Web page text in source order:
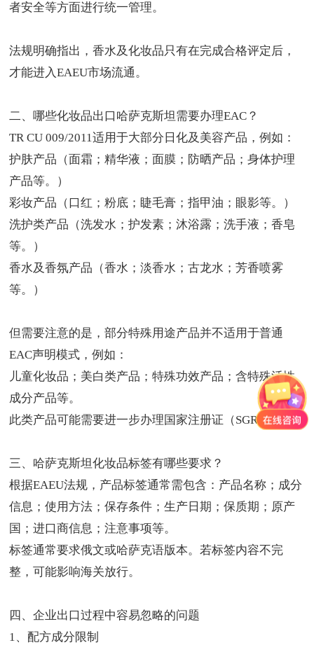
者安全等方面进行统一管理。
法规明确指出，香水及化妆品只有在完成合格评定后，
才能进入EAEU市场流通。
二、哪些化妆品出口哈萨克斯坦需要办理EAC？
TR CU 009/2011适用于大部分日化及美容产品，例如：
护肤产品（面霜；精华液；面膜；防晒产品；身体护理
产品等。）
彩妆产品（口红；粉底；睫毛膏；指甲油；眼影等。）
洗护类产品（洗发水；护发素；沐浴露；洗手液；香皂
等。）
香水及香氛产品（香水；淡香水；古龙水；芳香喷雾
等。）
但需要注意的是，部分特殊用途产品并不适用于普通
EAC声明模式，例如：
儿童化妆品；美白类产品；特殊功效产品；含特殊活性
成分产品等。
此类产品可能需要进一步办理国家注册证（SGR）。
三、哈萨克斯坦化妆品标签有哪些要求？
根据EAEU法规，产品标签通常需包含：产品名称；成分
信息；使用方法；保存条件；生产日期；保质期；原产
国；进口商信息；注意事项等。
标签通常要求俄文或哈萨克语版本。若标签内容不完
整，可能影响海关放行。
四、企业出口过程中容易忽略的问题
1、配方成分限制